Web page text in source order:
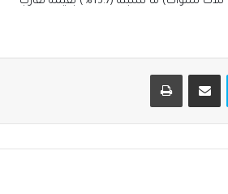
سكايب مشاركة عبر البريد طباعة